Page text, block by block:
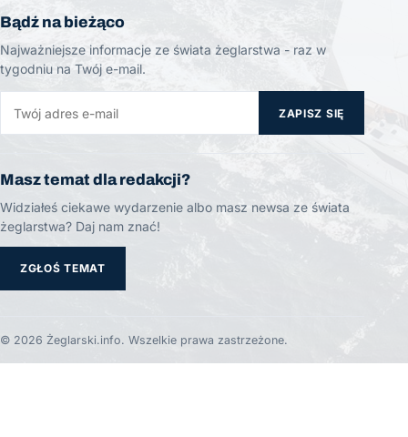
Bądź na bieżąco
Najważniejsze informacje ze świata żeglarstwa - raz w
tygodniu na Twój e-mail.
ZAPISZ SIĘ
Masz temat dla redakcji?
Widziałeś ciekawe wydarzenie albo masz newsa ze świata
żeglarstwa? Daj nam znać!
ZGŁOŚ TEMAT
© 2026 Żeglarski.info. Wszelkie prawa zastrzeżone.